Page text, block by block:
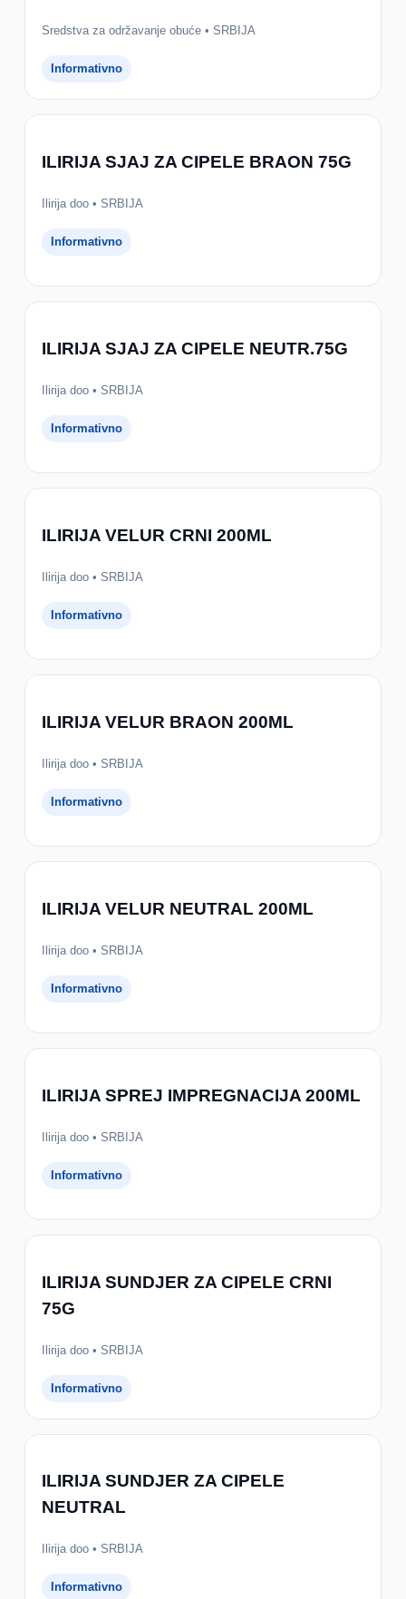
Sredstva za održavanje obuće • SRBIJA
Informativno
ILIRIJA SJAJ ZA CIPELE BRAON 75G
Ilirija doo • SRBIJA
Informativno
ILIRIJA SJAJ ZA CIPELE NEUTR.75G
Ilirija doo • SRBIJA
Informativno
ILIRIJA VELUR CRNI 200ML
Ilirija doo • SRBIJA
Informativno
ILIRIJA VELUR BRAON 200ML
Ilirija doo • SRBIJA
Informativno
ILIRIJA VELUR NEUTRAL 200ML
Ilirija doo • SRBIJA
Informativno
ILIRIJA SPREJ IMPREGNACIJA 200ML
Ilirija doo • SRBIJA
Informativno
ILIRIJA SUNDJER ZA CIPELE CRNI
75G
Ilirija doo • SRBIJA
Informativno
ILIRIJA SUNDJER ZA CIPELE
NEUTRAL
Ilirija doo • SRBIJA
Informativno